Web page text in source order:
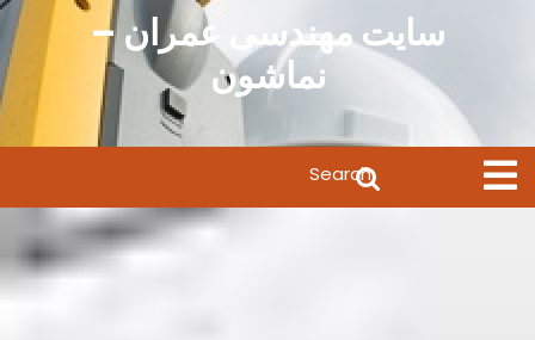
سایت مهندسی عمران –
نماشون
Open
Menu
for: